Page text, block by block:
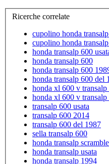
Ricerche correlate
cupolino honda
cupolino honda
honda transalp 600
honda transalp 600
honda transalp 600
honda transalp 600 del
honda xl 600 v transalp
honda xl 600 v transalp
transalp 600 usata
transalp 600 2014
transalp 600 del 1987
sella transalp 600
honda transalp
honda transalp usata
honda transalp 1994